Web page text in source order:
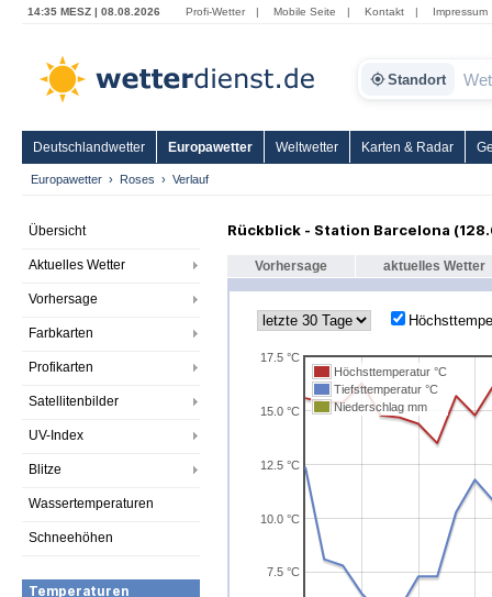
14:35 MESZ | 08.08.2026 Profi-Wetter | Mobile Seite | Kontakt | Impressum
Standort
Deutschlandwetter Europawetter Weltwetter Karten & Radar
Europawetter Roses Verlauf
Übersicht
Aktuelles Wetter
Vorhersage
Farbkarten
Profikarten
Satellitenbilder
UV-Index
Blitze
Wassertemperaturen
Schneehöhen
Temperaturen
Rückblick - Station Barcelona
Vorhersage aktuelles Wetter
7.5 °C
10.0 °C
12.5 °C
15.0 °C
17.5 °C
Höchsttemperatur °C
Tiefsttemperatur °C
Niederschlag mm